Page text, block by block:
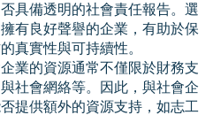
具備透明的社會責任報告。選
有良好聲譽的企業，有助於保
真實性與可持續性。
業的資源通常不僅限於財務支
社會網絡等。因此，與社會企
提供額外的資源支持，如志工